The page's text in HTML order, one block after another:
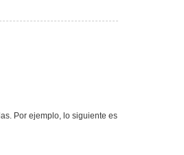
Por ejemplo, lo siguiente es